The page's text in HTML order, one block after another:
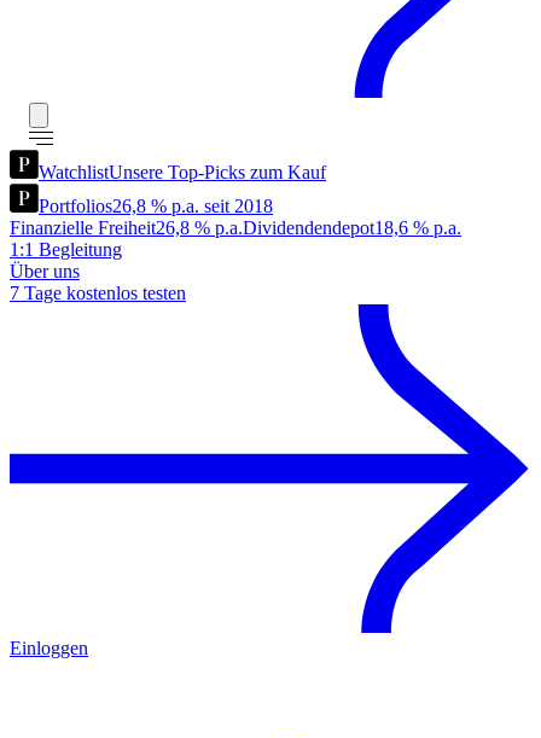
WatchlistUnsere Top-Picks zum Kauf
Portfolios26,8 % p.a. seit 2018
Finanzielle Freiheit26,8 % p.a.Dividendendepot18,6 % p.a.
1:1 Begleitung
Über uns
7 Tage kostenlos testen
Einloggen